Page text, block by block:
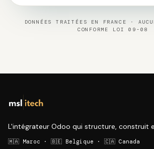
DONNÉES TRAITÉES EN FRANCE ·
CONFORME LOI 09-08
L'intégrateur Odoo qui structure, construit
🇲🇦 Maroc · 🇧🇪 Belgique · 🇨🇦 Canada